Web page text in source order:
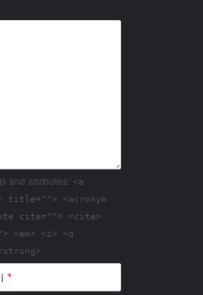
and attributes: <a
title=""> <acronym
cite=""> <cite>
<em> <i> <q
*